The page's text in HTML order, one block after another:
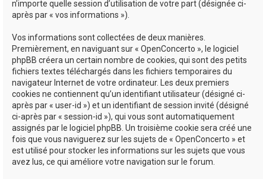
n’importe quelle session d’utilisation de votre part (désignée ci-
après par « vos informations »).
Vos informations sont collectées de deux manières.
Premièrement, en naviguant sur « OpenConcerto », le logiciel
phpBB créera un certain nombre de cookies, qui sont des petits
fichiers textes téléchargés dans les fichiers temporaires du
navigateur Internet de votre ordinateur. Les deux premiers
cookies ne contiennent qu’un identifiant utilisateur (désigné ci-
après par « user-id ») et un identifiant de session invité (désigné
ci-après par « session-id »), qui vous sont automatiquement
assignés par le logiciel phpBB. Un troisième cookie sera créé une
fois que vous naviguerez sur les sujets de « OpenConcerto » et
est utilisé pour stocker les informations sur les sujets que vous
avez lus, ce qui améliore votre navigation sur le forum.